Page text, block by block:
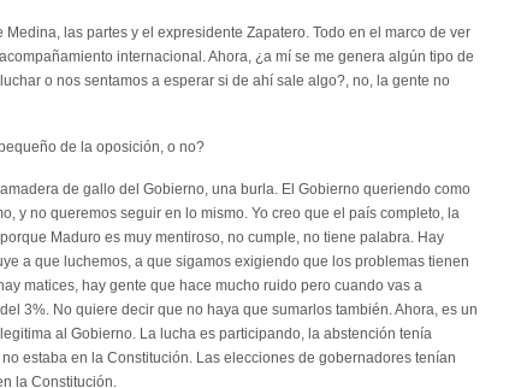
las partes y el expresidente Zapatero. Todo en el marco de ver
internacional. Ahora, ¿a mí se me genera algún tipo de
o nos sentamos a esperar si de ahí sale algo?, no, la gente no
de la oposición, o no?
de gallo del Gobierno, una burla. El Gobierno queriendo como
y no queremos seguir en lo mismo. Yo creo que el país completo, la
Maduro es muy mentiroso, no cumple, no tiene palabra. Hay
a que luchemos, a que sigamos exigiendo que los problemas tienen
matices, hay gente que hace mucho ruido pero cuando vas a
3%. No quiere decir que no haya que sumarlos también. Ahora, es un
al Gobierno. La lucha es participando, la abstención tenía
estaba en la Constitución. Las elecciones de gobernadores tenían
la Constitución.